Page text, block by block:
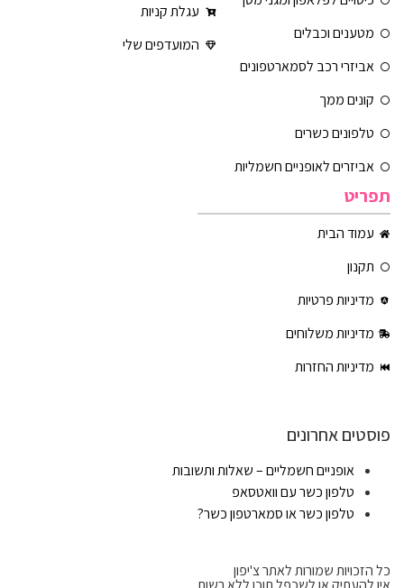
מטענים וכבלים
אביזרי רכב לסמארטפונים
קונים ממך
טלפונים כשרים
אביזרים לאופניים חשמליות
עגלת קניות
המועדפים שלי
תפריט
עמוד הבית
תקנון
מדיניות פרטיות
מדיניות משלוחים
מדיניות החזרות
פוסטים אחרונים
אופניים חשמליים – שאלות ותשובות
טלפון כשר עם וואטסאפ
טלפון כשר או סמארטפון כשר?
כל הזכויות שמורות לאתר צ'יפון